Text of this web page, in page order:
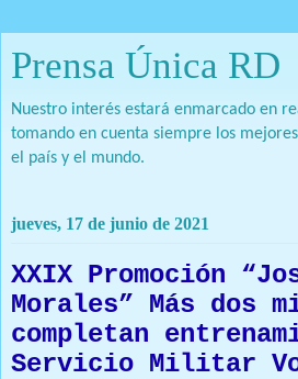
Prensa Única RD
Nuestro interés estará enmarcado en
tomando en cuenta siempre los
el país y el mundo.
jueves, 17 de junio de 2021
XXIX Promoción
Morales” Más dos
completan
Servicio Militar